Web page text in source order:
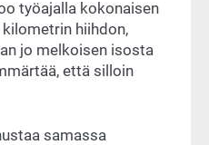
työajalla kokonaisen
hiihdon,
jo melkoisen isosta
että silloin
samassa